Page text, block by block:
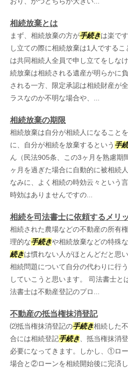
相続放棄とは
まず、相続放棄の方が手続きは楽で
し立ての際に相続放棄は1人でする
は共同相続人全員で申し立てをしな
続放棄は相続される遺産が明らかに
される一方、限定承認は相続財産が
ラスなのか不明な場合や、...
相続放棄の期限
相続放棄は自分が相続人になること
に、自分が相続を放棄するという 手
ん（民法905条、この3ヶ月を熟慮期
ヶ月を過ぎた場合に自動的に被相続
なみに、よく相続の時効云々という
時効はありませんですの...
相続を司法書士に依頼するメリ
相続された農場などの不動産の所有
理的な手続きや相続放棄などの特殊
続きは慣れない人がほとんどだと思
相続問題について自分の代わりに行
していこうと思います。 司法書士と
法書士は不動産登記のプロ...
不動産の抵当権抹消登記
⑵抵当権抹消登記の手続き相続した
合には相続登記手続き 、抵当権抹消
必要になってきます。しかし、①ロ
場合と②ローンを相続開始後に完済